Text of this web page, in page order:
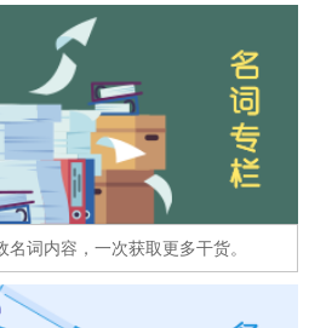
十六区概览 人文北京
图说北京 视频北京
한국어 日本語
РУССКИЙ ЯЗЫК
词内容，一次获取更多干货。